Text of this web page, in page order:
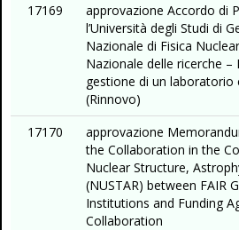
17169
approvazione Accordo di
l’Università degli Studi di
Nazionale di Fisica
Nazionale delle ricerche –
gestione di un laboratorio
(Rinnovo)
17170
approvazione
the Collaboration in the
Nuclear Structure,
(NUSTAR) between FAIR
Institutions and Funding
Collaboration